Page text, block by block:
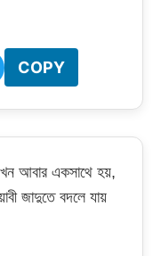
COPY
আবার একসাথে হয়,
জাদুতে বদলে যায়